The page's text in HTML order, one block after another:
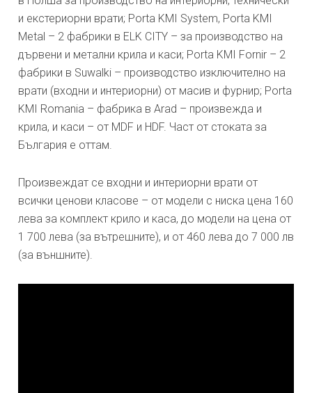
и екстериорни врати; Porta KMI System, Porta KMI
Metal – 2 фабрики в ELK CITY – за производство на
дървени и метални крила и каси; Porta KMI Fornir – 2
фабрики в Suwalki – производство изключително на
врати (входни и интериорни) от масив и фурнир; Porta
KMI Romania – фабрика в Arad – произвежда и
крила, и каси – от MDF и HDF. Част от стоката за
България е оттам.
Произвеждат се входни и интериорни врати от
всички ценови класове – от модели с ниска цена 160
лева за комплект крило и каса, до модели на цена от
1 700 лева (за вътрешните), и от 460 лева до 7 000 лв
(за външните).